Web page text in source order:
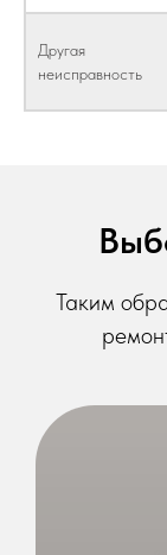
Другая
неисправность
Таким